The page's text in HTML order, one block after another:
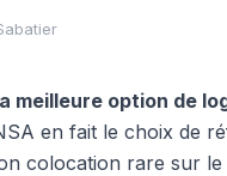
meilleure option de
en fait le choix de
colocation rare sur